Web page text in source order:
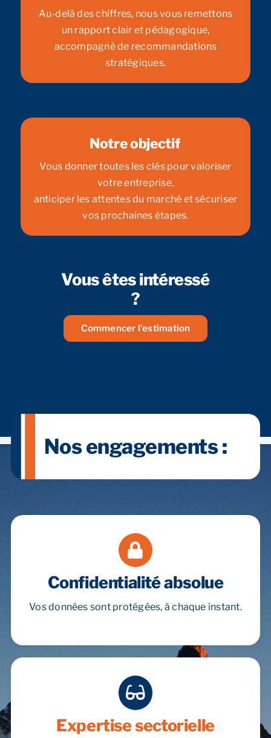
Au-delà des chiffres, nous vous remettons
un rapport clair et pédagogique,
accompagné de recommandations
stratégiques.
Notre objectif
Vous donner toutes les clés pour valoriser
votre entreprise,
anticiper les attentes du marché et sécuriser
vos prochaines étapes.
Vous êtes intéressé
?
Commencer l’estimation
Nos engagements :
Confidentialité absolue
Vos données sont protégées, à chaque instant.
Expertise sectorielle